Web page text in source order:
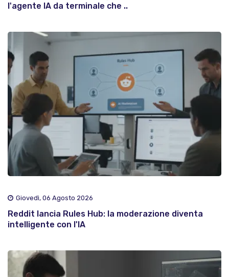
l'agente IA da terminale che ..
Giovedì, 06 Agosto 2026
Reddit lancia Rules Hub: la moderazione diventa
intelligente con l'IA